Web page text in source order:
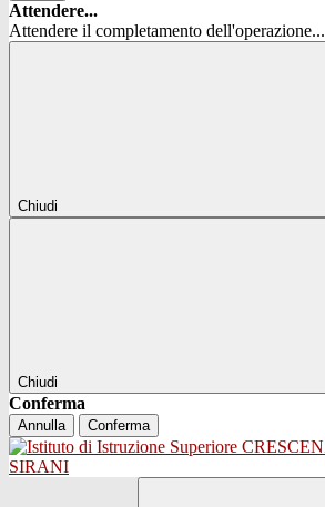
Attendere...
Attendere il completamento dell'operazione...
Chiudi
Chiudi
Conferma
Annulla Conferma